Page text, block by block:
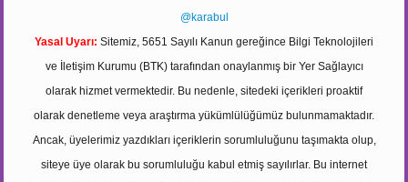
@karabul
Yasal Uyarı: Sitemiz, 5651 Sayılı Kanun gereğince Bilgi Teknolojileri
ve İletişim Kurumu (BTK) tarafından onaylanmış bir Yer Sağlayıcı
olarak hizmet vermektedir. Bu nedenle, sitedeki içerikleri proaktif
olarak denetleme veya araştırma yükümlülüğümüz bulunmamaktadır.
Ancak, üyelerimiz yazdıkları içeriklerin sorumluluğunu taşımakta olup,
siteye üye olarak bu sorumluluğu kabul etmiş sayılırlar. Bu internet